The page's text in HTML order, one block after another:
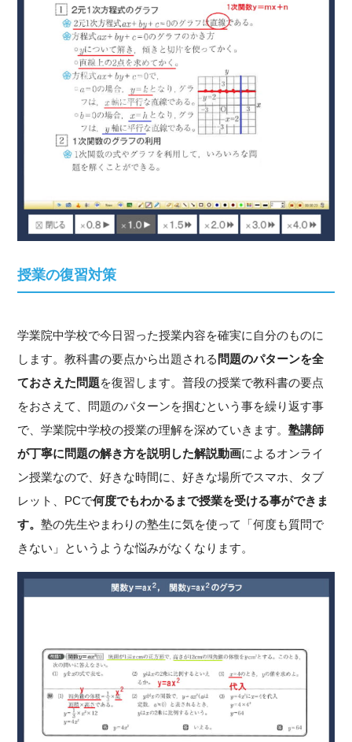
授業の復習対策
学業院中学校で今日習った授業内容を確実に自分のものに
します。教科書の要点から出題される 問題のパターンを全
ておさえた問題を復習します。普段の授業で教科書の要点
をおさえて、問題のパターンを掴むという事を繰り返す事
で、学業院中学校の授業の理解を深めていきます。塾講師
が丁寧に問題の解き方を説明した解説動画によるオンライ
ン授業なので、好きな時間に、好きな場所でスマホ、タブ
レット、PCで何度でもわかるまで授業を受ける事ができま
す。塾の先生やまわりの塾生に気を使って「何度も質問で
きない」というような悩みがなくなります。